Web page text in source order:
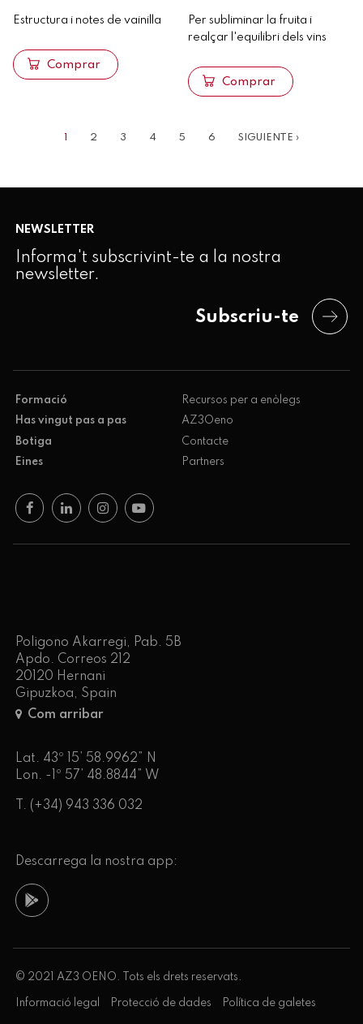
Estructura i notes de vainilla
Comprar
Per subliminar la fruita i
realçar l'equilibri dels vins
Comprar
PÀGINAPÀGINA
2 PÀGINA
3 PÀGINA
4 PÀGINA
5 PÀGINA
6
PÀGINA
SIGUIENTE ›
NEWSLETTER
Informa't subscrivint-te a la nostra
newsletter.
Subscriu-te
Formació
Has vingut pas a pas
Botiga
Eines
Recursos per a enòlegs
AZ3Oeno
Contacte
Partners
Poligono Akarregi, Pab. 5B
Apdo. Correos 212
20120 Hernani
Gipuzkoa, Spain
Com arribar
Lat. 43º 15’ 58.9962” N
Lon. -1º 57’ 48.8844” W
T. (+34) 943 336 032
Descarrega la nostra app:
© 2021 AZ3 OENO. Tots els drets reservats.
Informació legal Protecció de dades Política de galetes